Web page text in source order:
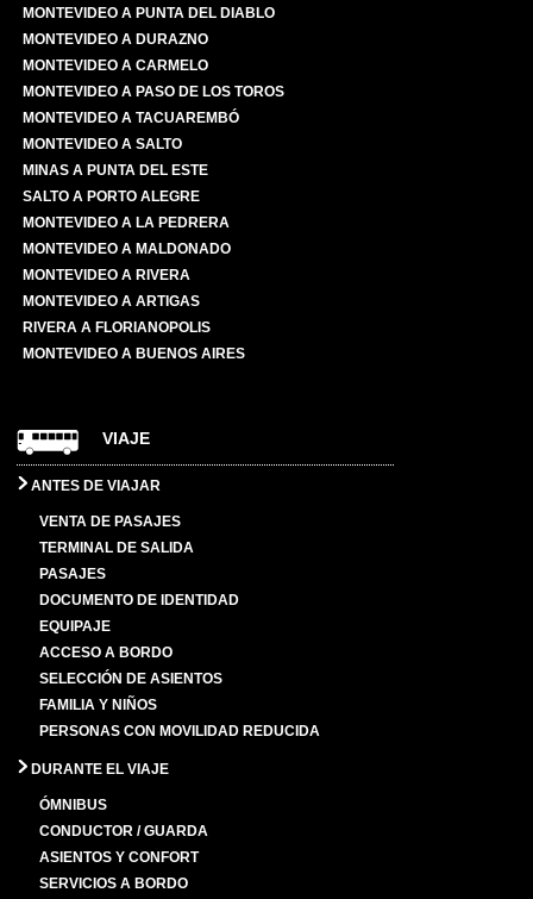
MONTEVIDEO A PUNTA DEL DIABLO
MONTEVIDEO A DURAZNO
MONTEVIDEO A CARMELO
MONTEVIDEO A PASO DE LOS TOROS
MONTEVIDEO A TACUAREMBÓ
MONTEVIDEO A SALTO
MINAS A PUNTA DEL ESTE
SALTO A PORTO ALEGRE
MONTEVIDEO A LA PEDRERA
MONTEVIDEO A MALDONADO
MONTEVIDEO A RIVERA
MONTEVIDEO A ARTIGAS
RIVERA A FLORIANOPOLIS
MONTEVIDEO A BUENOS AIRES
VIAJE
ANTES DE VIAJAR
VENTA DE PASAJES
TERMINAL DE SALIDA
PASAJES
DOCUMENTO DE IDENTIDAD
EQUIPAJE
ACCESO A BORDO
SELECCIÓN DE ASIENTOS
FAMILIA Y NIÑOS
PERSONAS CON MOVILIDAD REDUCIDA
DURANTE EL VIAJE
ÓMNIBUS
CONDUCTOR / GUARDA
ASIENTOS Y CONFORT
SERVICIOS A BORDO